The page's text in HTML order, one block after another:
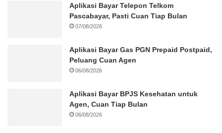
Aplikasi Bayar Telepon Telkom
Pascabayar, Pasti Cuan Tiap Bulan
07/08/2026
Aplikasi Bayar Gas PGN Prepaid Postpaid,
Peluang Cuan Agen
06/08/2026
Aplikasi Bayar BPJS Kesehatan untuk
Agen, Cuan Tiap Bulan
06/08/2026